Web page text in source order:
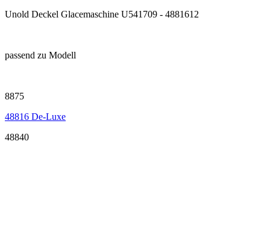
Unold Deckel Glacemaschine U541709 - 4881612
passend zu Modell
8875
48816 De-Luxe
48840